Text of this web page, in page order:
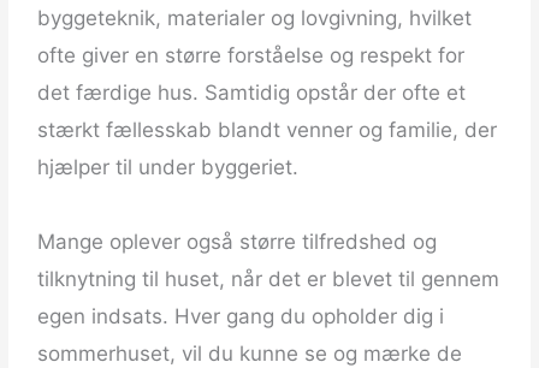
byggeteknik, materialer og lovgivning, hvilket
ofte giver en større forståelse og respekt for
det færdige hus. Samtidig opstår der ofte et
stærkt fællesskab blandt venner og familie, der
hjælper til under byggeriet.
Mange oplever også større tilfredshed og
tilknytning til huset, når det er blevet til gennem
egen indsats. Hver gang du opholder dig i
sommerhuset, vil du kunne se og mærke de